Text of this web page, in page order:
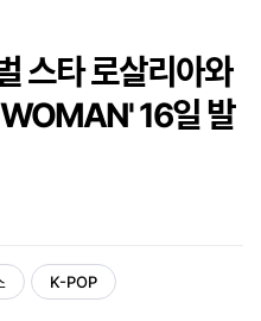
스타 로살리아와
WOMAN' 16일 발
K-POP